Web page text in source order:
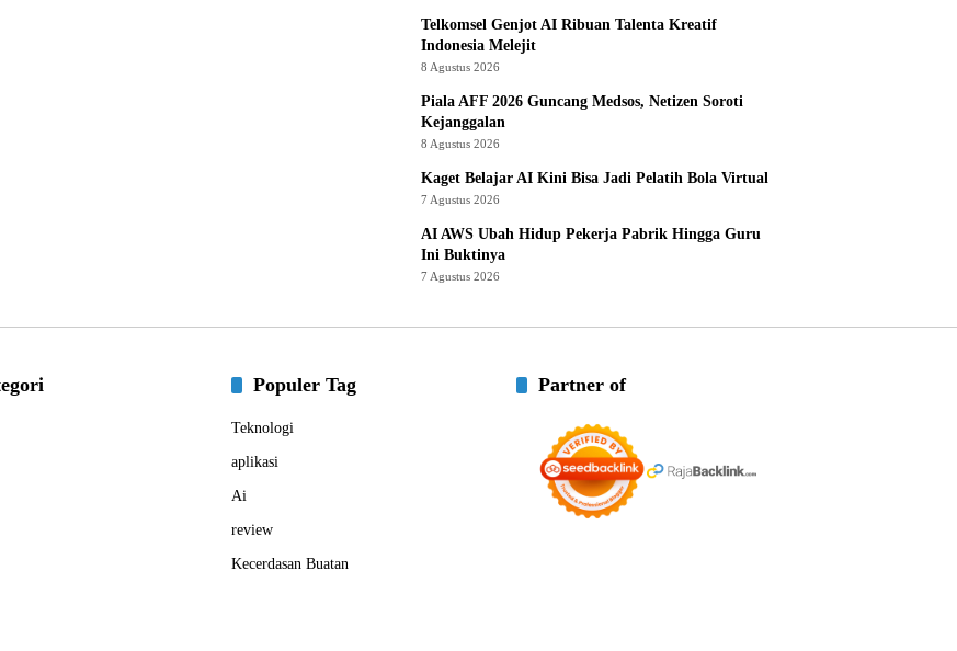
Telkomsel Genjot AI Ribuan Talenta Kreatif
Indonesia Melejit
8 Agustus 2026
Piala AFF 2026 Guncang Medsos, Netizen Soroti
Kejanggalan
8 Agustus 2026
Kaget Belajar AI Kini Bisa Jadi Pelatih Bola Virtual
7 Agustus 2026
AI AWS Ubah Hidup Pekerja Pabrik Hingga Guru
Ini Buktinya
7 Agustus 2026
Populer Tag
Teknologi
aplikasi
Ai
review
Kecerdasan Buatan
Partner of